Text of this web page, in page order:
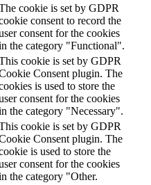
cookie is set by GDPR
consent to record the
consent for the cookies
the category "Functional".
cookie is set by GDPR
Consent plugin. The
is used to store the
consent for the cookies
the category "Necessary".
cookie is set by GDPR
Consent plugin. The
is used to store the
consent for the cookies
the category "Other.